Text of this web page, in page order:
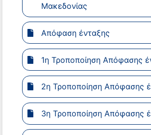
Μακεδονίας
Απόφαση ένταξης
1η Τροποποίηση Απόφασης
2η Τροποποίηση Απόφασης
3η Τροποποίηση Απόφασης